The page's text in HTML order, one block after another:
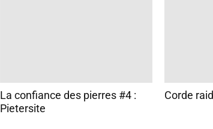
La confiance des pierres #4 :
Pietersite
Corde